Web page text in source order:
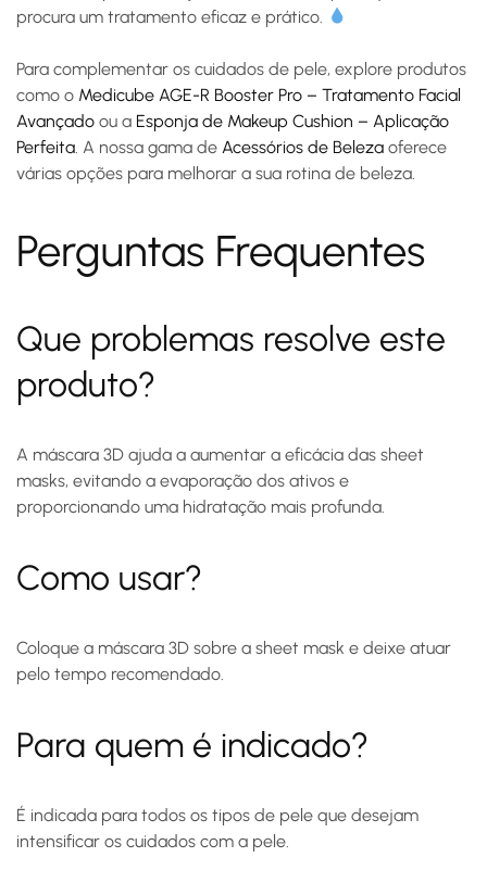
procura um tratamento eficaz e prático.
Para complementar os cuidados de pele, explore produtos
como o Medicube AGE-R Booster Pro – Tratamento Facial
Avançado ou a Esponja de Makeup Cushion – Aplicação
Perfeita . A nossa gama de Acessórios de Beleza oferece
várias opções para melhorar a sua rotina de beleza.
Perguntas Frequentes
Que problemas resolve este
produto?
A máscara 3D ajuda a aumentar a eficácia das sheet
masks, evitando a evaporação dos ativos e
proporcionando uma hidratação mais profunda.
Como usar?
Coloque a máscara 3D sobre a sheet mask e deixe atuar
pelo tempo recomendado.
Para quem é indicado?
É indicada para todos os tipos de pele que desejam
intensificar os cuidados com a pele.